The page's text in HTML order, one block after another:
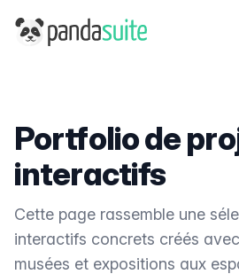
PandaSuite
Portfolio de
interactifs
Cette page rassemble une
interactifs concrets créés
musées et expositions aux